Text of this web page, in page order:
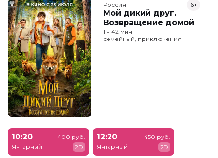
Россия
Мой дикий друг.
Возвращение домой
6+
1 ч 42 мин
семейный, приключения
10:20
Янтарный
400 руб.
2D
12:20
Янтарный
450 руб.
2D